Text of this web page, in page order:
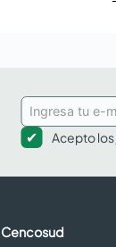
Acepto los
Cencosud